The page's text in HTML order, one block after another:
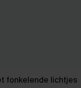
fonkelende lichtjes